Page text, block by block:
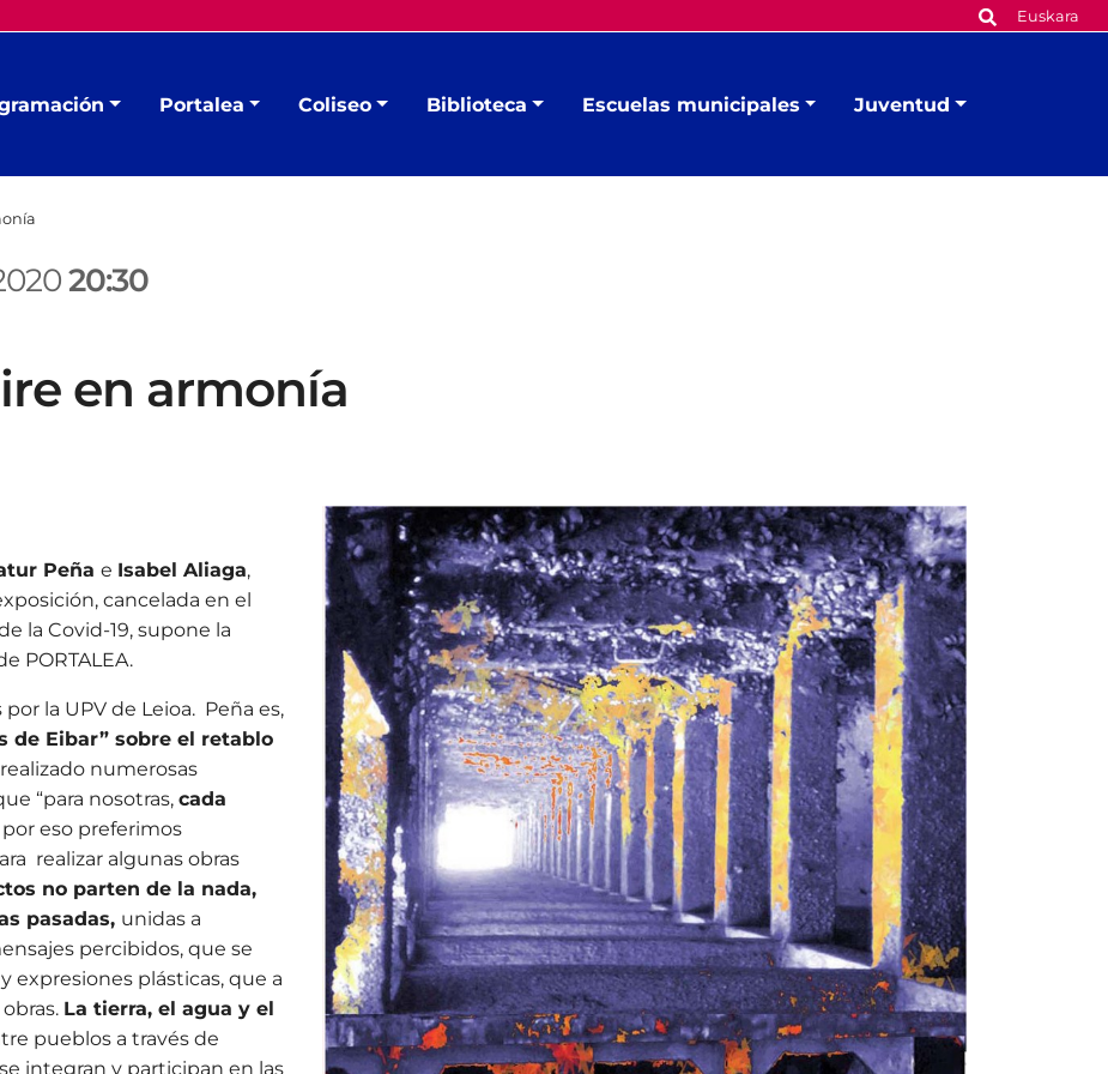
Euskara
Portalea Coliseo Biblioteca Escuelas municipales Juventud
20:30
en armonía
Peña e Isabel Aliaga,
cancelada en el
la Covid-19, supone la
PORTALEA.
la UPV de Leioa. Peña es,
de Eibar” sobre el retablo
numerosas
“para nosotras, cada
por eso preferimos
realizar algunas obras
no parten de la nada,
pasadas, unidas a
percibidos, que se
expresiones plásticas, que a
La tierra, el agua y el
pueblos a través de
integran y participan en las